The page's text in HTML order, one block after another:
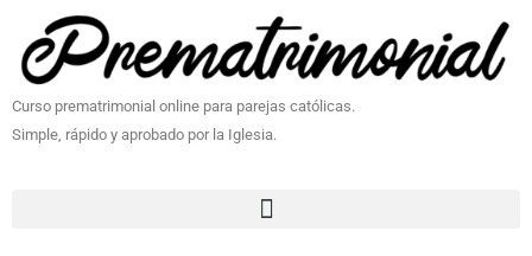
Curso prematrimonial online para parejas católicas.
Simple, rápido y aprobado por la Iglesia.